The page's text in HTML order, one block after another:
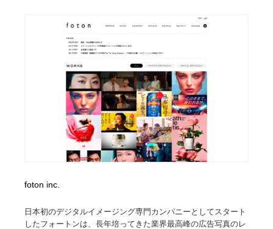
foton inc.
日本初のデジタルイメージング専門カンパニーとしてスタート
したフォートンは、長年培ってきた業界最高峰の広告写真のレ